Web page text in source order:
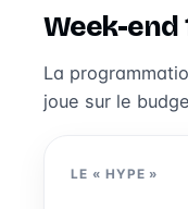
Week-end
La
joue sur le
LE « HYPE »